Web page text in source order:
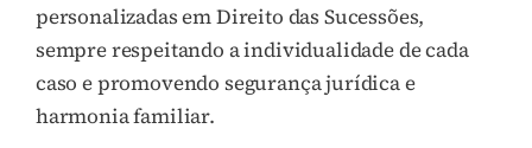
personalizadas em Direito das Sucessões,
sempre respeitando a individualidade de cada
caso e promovendo segurança jurídica e
harmonia familiar.